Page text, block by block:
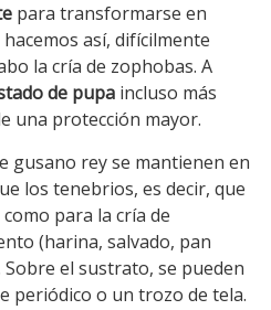
para transformarse en
así, difícilmente
la cría de zophobas. A
de pupa incluso más
una protección mayor.
gusano rey se mantienen en
los tenebrios, es decir, que
para la cría de
(harina, salvado, pan
Sobre el sustrato, se pueden
periódico o un trozo de tela.